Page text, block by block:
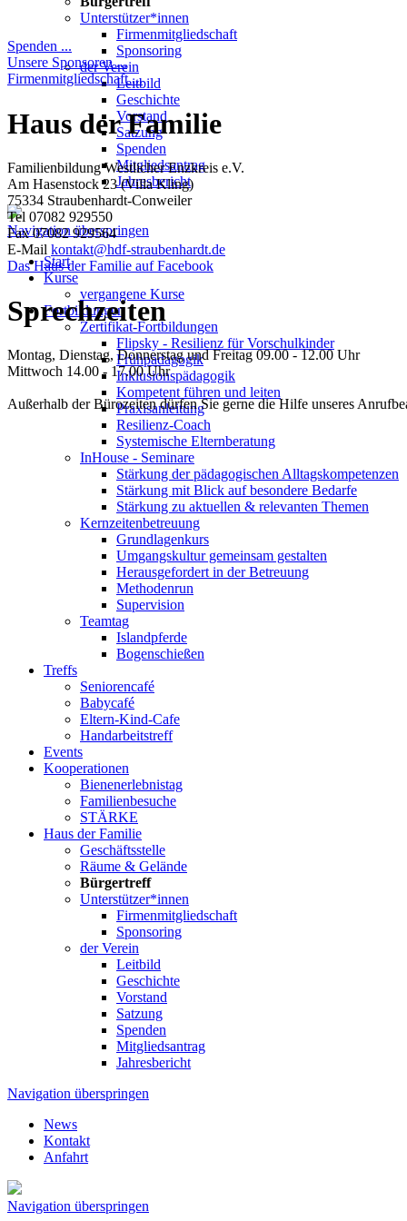
Unterstützer*innen
Firmenmitgliedschaft
Sponsoring
der Verein
Leitbild
Geschichte
Vorstand
Satzung
Spenden
Mitgliedsantrag
Jahresbericht
Navigation überspringen
Start
Kurse
vergangene Kurse
Fortbildungen
Zertifikat-Fortbildungen
Flipsky - Resilienz für Vorschulkinder
Frühpädagogik
Inklusionspädagogik
Kompetent führen und leiten
Praxisanleitung
Resilienz-Coach
Systemische Elternberatung
InHouse - Seminare
Stärkung der pädagogischen Alltagskompetenzen
Stärkung mit Blick auf besondere Bedarfe
Stärkung zu aktuellen & relevanten Themen
Kernzeitenbetreuung
Grundlagenkurs
Umgangskultur gemeinsam gestalten
Herausgefordert in der Betreuung
Methodenrun
Supervision
Teamtag
Islandpferde
Bogenschießen
Treffs
Seniorencafé
Babycafé
Eltern-Kind-Cafe
Handarbeitstreff
Events
Kooperationen
Bienenerlebnistag
Familienbesuche
STÄRKE
Haus der Familie
Geschäftsstelle
Räume & Gelände
Bürgertreff
Unterstützer*innen
Firmenmitgliedschaft
Sponsoring
der Verein
Leitbild
Geschichte
Vorstand
Satzung
Spenden
Mitgliedsantrag
Jahresbericht
Navigation überspringen
News
Kontakt
Anfahrt
Navigation überspringen
Spenden ...
Unsere Sponsoren ...
Firmenmitgliedschaft ...
Haus der Familie
Familienbildung Westlicher Enzkreis e.V.
Am Hasenstock 23 (Villa Kling)
75334 Straubenhardt-Conweiler
Tel 07082 929550
Fax 07082 929564
E-Mail kontakt@hdf-straubenhardt.de
Das Haus der Familie auf Facebook
Sprechzeiten
Montag, Dienstag, Donnerstag und Freitag 09.00 - 12.00 Uhr
Mittwoch 14.00 - 17.00 Uhr
Außerhalb der Bürozeiten dürfen Sie gerne die Hilfe unseres